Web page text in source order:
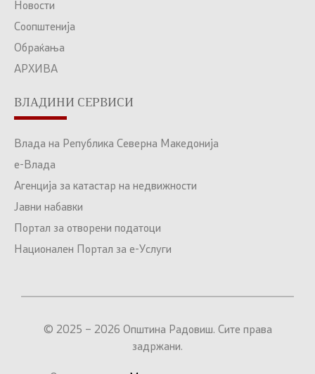
Новости
Соопштенија
Обраќања
АРХИВА
ВЛАДИНИ СЕРВИСИ
Влада на Република Северна Македонија
е-Влада
Агенција за катастар на недвижности
Јавни набавки
Портал за отворени податоци
Национален Портал за е-Услуги
© 2025 – 2026 Општина Радовиш. Сите права
задржани.